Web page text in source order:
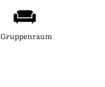
Gruppenraum